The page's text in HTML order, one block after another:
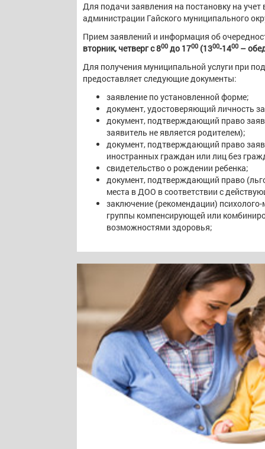
Для подачи заявления на постановку на
администрации Гайского муниципального
Прием заявлений и информация об
вторник, четверг с 800 до 1700 (1300-1400 –
Для получения муниципальной услуги при
предоставляет следующие документы:
заявление по установленной форме;
документ, удостоверяющий личность
документ, подтверждающий право
заявитель не является родителем);
документ, подтверждающий право
иностранных граждан или лиц без
свидетельство о рождении ребенка;
документ, подтверждающий право
места в ДОО в соответствии с
заключение (рекомендации)
группы компенсирующей или
возможностями здоровья;